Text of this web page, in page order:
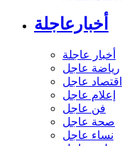
أخبارعاجلة
أخبار عاجلة
رياضة عاجل
اقتصاد عاجل
إعلام عاجل
فن عاجل
صحة عاجل
نساء عاجل